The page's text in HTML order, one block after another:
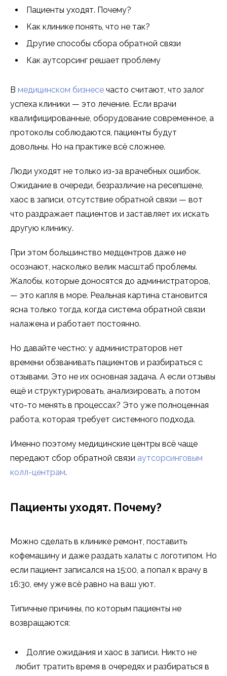
Пациенты уходят. Почему?
Как клинике понять, что не так?
Другие способы сбора обратной связи
Как аутсорсинг решает проблему
В медицинском бизнесе часто считают, что залог
успеха клиники — это лечение. Если врачи
квалифицированные, оборудование современное, а
протоколы соблюдаются, пациенты будут
довольны. Но на практике всё сложнее.
Люди уходят не только из-за врачебных ошибок.
Ожидание в очереди, безразличие на ресепшене,
хаос в записи, отсутствие обратной связи — вот
что раздражает пациентов и заставляет их искать
другую клинику.
При этом большинство медцентров даже не
осознают, насколько велик масштаб проблемы.
Жалобы, которые доносятся до администраторов,
— это капля в море. Реальная картина становится
ясна только тогда, когда система обратной связи
налажена и работает постоянно.
Но давайте честно: у администраторов нет
времени обзванивать пациентов и разбираться с
отзывами. Это не их основная задача. А если отзывы
ещё и структурировать, анализировать, а потом
что-то менять в процессах? Это уже полноценная
работа, которая требует системного подхода.
Именно поэтому медицинские центры всё чаще
передают сбор обратной связи аутсорсинговым
колл-центрам.
Пациенты уходят. Почему?
Можно сделать в клинике ремонт, поставить
кофемашину и даже раздать халаты с логотипом. Но
если пациент записался на 15:00, а попал к врачу в
16:30, ему уже всё равно на ваш уют.
Типичные причины, по которым пациенты не
возвращаются:
Долгие ожидания и хаос в записи. Никто не
любит тратить время в очередях и разбираться в